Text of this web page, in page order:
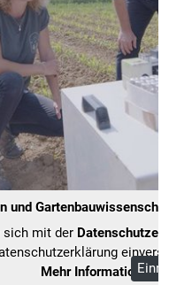
und
sich mit der
Mehr Informationen